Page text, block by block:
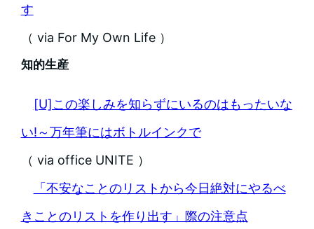
す
（ via For My Own Life ）
知的生産
[U]この楽しみを知らずにいるのはもったいな
い!～万年筆にはボトルインクで
（ via office UNITE ）
「不安なことのリストから今日絶対にやるべ
きことのリストを作り出す」際の注意点